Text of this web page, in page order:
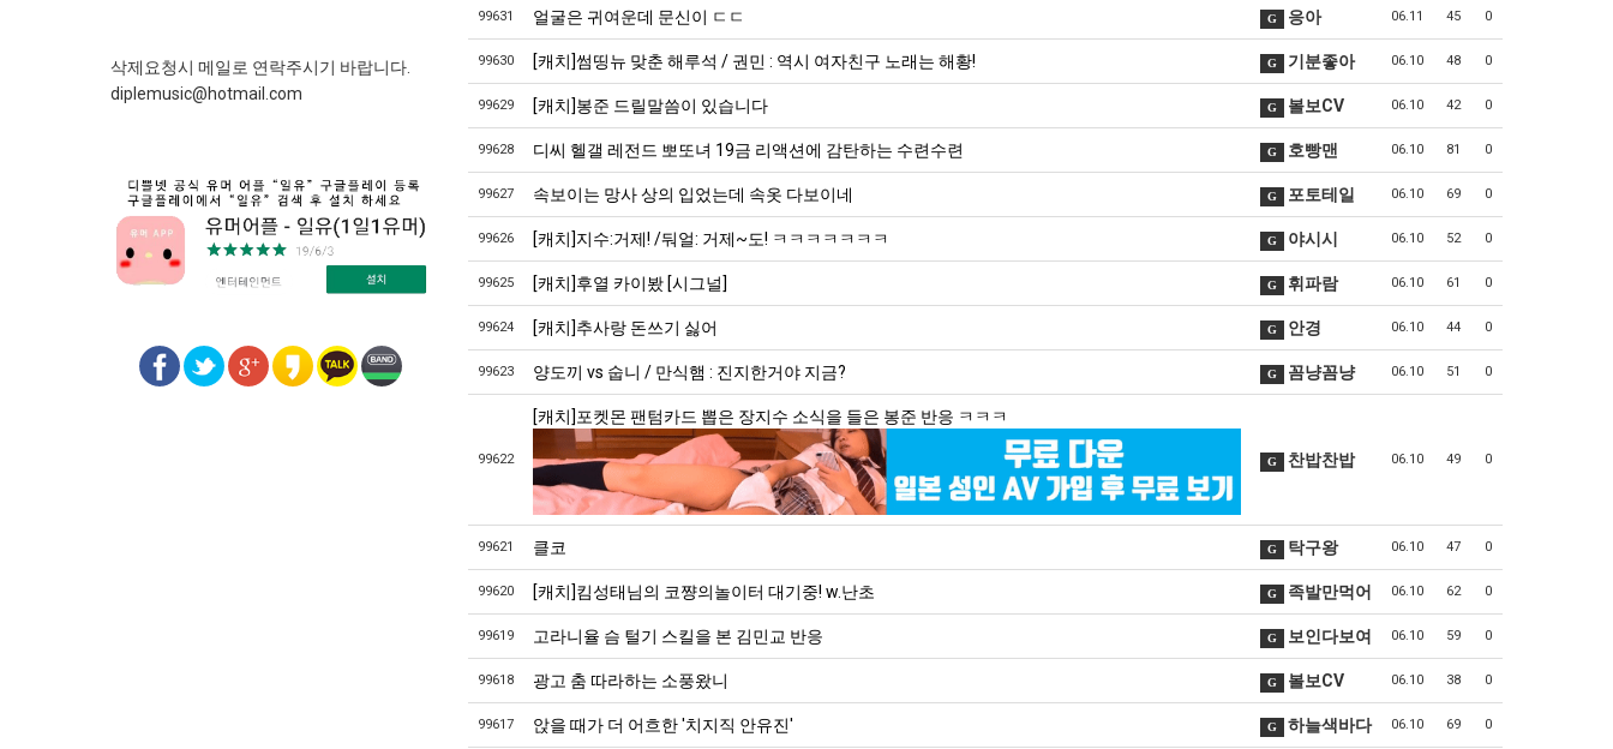
99631 얼굴은 귀여운데 문신이 ㄷㄷ G 응아 06.11 45 0
99630 [캐치]썸띵뉴 맞춘 해루석 / 권민 : 역시 여자친구 노래는 해황! G 기분좋아 06.10 48 0
99629 [캐치]봉준 드릴말씀이 있습니다 G 볼보CV 06.10 42 0
99628 디씨 헬갤 레전드 뽀또녀 19금 리액션에 감탄하는 수련수련 G 호빵맨 06.10 81 0
99627 속보이는 망사 상의 입었는데 속옷 다보이네 G 포토테일 06.10 69 0
99626 [캐치]지수:거제! /둬얼: 거제~도! ㅋㅋㅋㅋㅋㅋㅋ G 야시시 06.10 52 0
99625 [캐치]후열 카이봤 [시그널] G 휘파람 06.10 61 0
99624 [캐치]추사랑 돈쓰기 싫어 G 안경 06.10 44 0
99623 양도끼 vs 숩니 / 만식햄 : 진지한거야 지금? G 꼼냥꼼냥 06.10 51 0
99622
[캐치]포켓몬 팬텀카드 뽑은 장지수 소식을 들은 봉준 반응 ㅋㅋㅋ
G 찬밥찬밥 06.10 49 0
99621 클코 G 탁구왕 06.10 47 0
99620 [캐치]킴성태님의 코쨩의놀이터 대기중! w.난초 G 족발만먹어 06.10 62 0
99619 고라니율 슴 털기 스킬을 본 김민교 반응 G 보인다보여 06.10 59 0
99618 광고 춤 따라하는 소풍왔니 G 볼보CV 06.10 38 0
99617 앉을 때가 더 어흐한 '치지직 안유진' G 하늘색바다 06.10 69 0
삭제요청시 메일로 연락주시기 바랍니다.
diplemusic@hotmail.com